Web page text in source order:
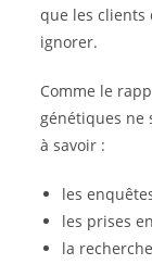
que les clients
ignorer.
Comme le
génétiques ne
à savoir :
les
les prises
la